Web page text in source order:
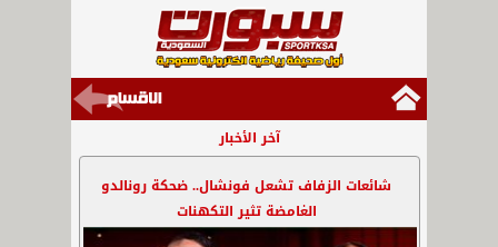
آخر الأخبار
شائعات الزفاف تشعل فونشال.. ضحكة رونالدو
الغامضة تثير التكهنات